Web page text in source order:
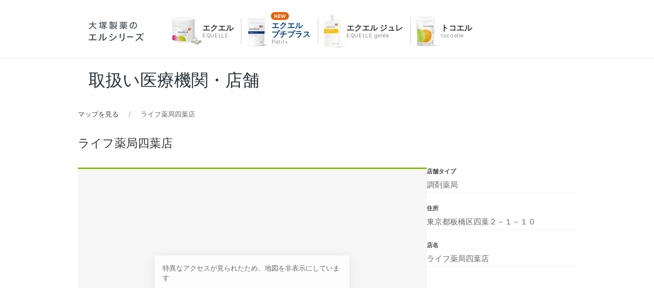
エクエル
EQUELLE
エクエル
プチプラス
Petit+
エクエル ジュレ
EQUELLE gelée
トコエル
tocoelle
取扱い医療機関・店舗
マップを見る ライフ薬局四葉店
ライフ薬局四葉店
特異なアクセスが見られたため、地図を非表示にしていま
す
店舗タイプ
調剤薬局
住所
東京都板橋区四葉２－１－１０
店名
ライフ薬局四葉店